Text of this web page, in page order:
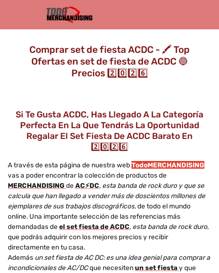
Comprar set de fiesta ACDC - 🖍️ Top
Ofertas en set de fiesta de ACDC 🔵
Precios 2️⃣0️⃣2️⃣6️⃣
Si Te Gusta ACDC, Has Llegado A La Categoría
Perfecta En La Que Tendrás La Oportunidad
Regalar El Set Fiesta De ACDC Barato En
2️⃣0️⃣2️⃣6️⃣
A través de esta página de nuestra webTodoMERCHANDISING
vas a poder encontrar la colección de productos de
MERCHANDISINGde AC⚡DC, esta banda de rock duro y que se
calcula que han llegado a vender más de doscientos millones de
ejemplares de sus trabajos discográficos,de todo el mundo
online. Una importante selección de las referencias más
demandadas de el set fiesta de ACDC, esta banda de rock duro,
que podrás adquirir con los mejores precios y recibir
directamente en tu casa.
Además un set fiesta de AC DC: es una idea genial para comprar a
incondicionales de AC/DCque necesitenun set fiestay que